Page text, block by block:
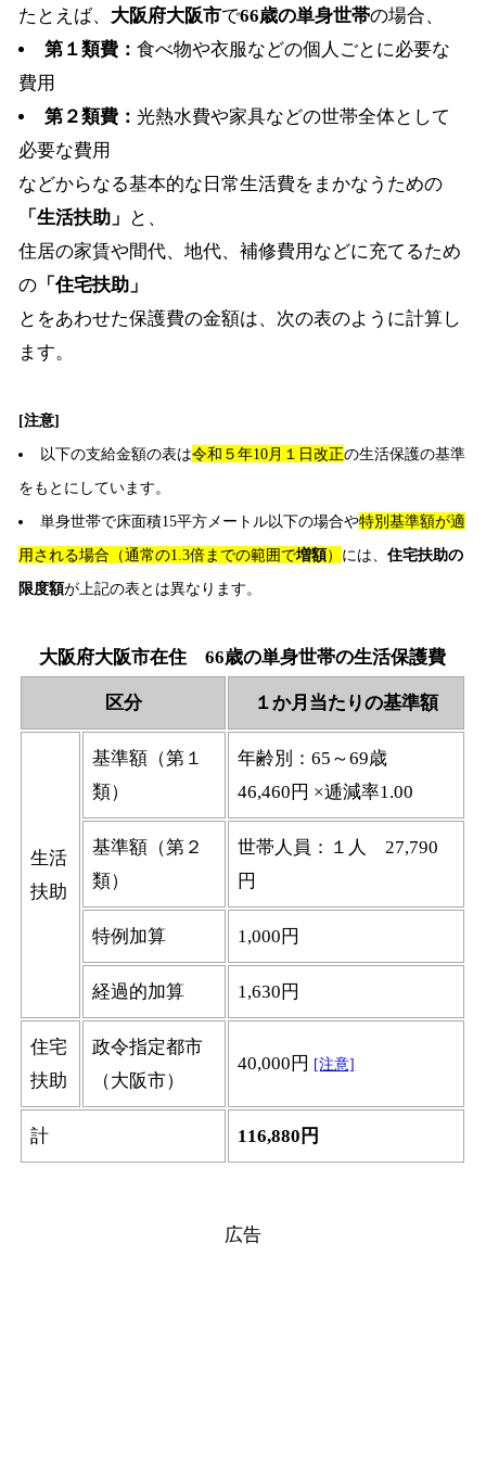
たとえば、 大阪府大阪市で66歳の単身世帯の場合、
第１類費： 食べ物や衣服などの個人ごとに必要な
費用
第２類費： 光熱水費や家具などの世帯全体として
必要な費用
などからなる基本的な日常生活費をまかなうための
「生活扶助」
と、
住居の家賃や間代、地代、補修費用などに充てるため
の 「住宅扶助」
とをあわせた保護費の金額は、次の表のように計算し
ます。
[注意]
以下の支給金額の表は令和５年10月１日改正の生活保護の基準
をもとにしています。
単身世帯で床面積15平方メートル以下の場合や特別基準額が適
用される場合（通常の1.3倍までの範囲で増額） には、住宅扶助の
限度額が上記の表とは異なります。
大阪府大阪市在住 66歳の単身世帯の生活保護費
区分 １か月当たりの基準額
生活
扶助
基準額（第１
類）
年齢別：65～69歳
46,460円 ×逓減率1.00
基準額（第２
類）
世帯人員：１人 27,790
円
特例加算 1,000円
経過的加算 1,630円
住宅
扶助
政令指定都市
（大阪市）
40,000円 [注意]
計 116,880円